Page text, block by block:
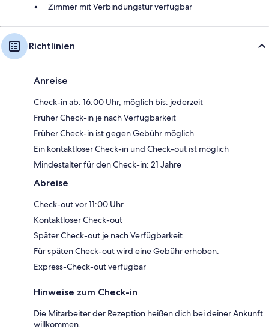
Zimmer mit Verbindungstür verfügbar
Richtlinien
Anreise
Check-in ab: 16:00 Uhr, möglich bis: jederzeit
Früher Check-in je nach Verfügbarkeit
Früher Check-in ist gegen Gebühr möglich.
Ein kontaktloser Check-in und Check-out ist möglich
Mindestalter für den Check-in: 21 Jahre
Abreise
Check-out vor 11:00 Uhr
Kontaktloser Check-out
Später Check-out je nach Verfügbarkeit
Für späten Check-out wird eine Gebühr erhoben.
Express-Check-out verfügbar
Hinweise zum Check-in
Die Mitarbeiter der Rezeption heißen dich bei deiner Ankunft
willkommen.